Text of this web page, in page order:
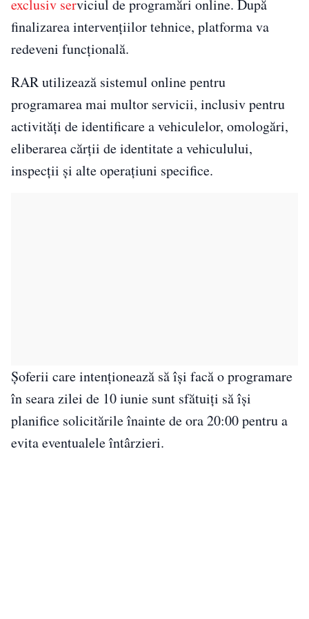
exclusiv serviciul de programări online. După
finalizarea intervențiilor tehnice, platforma va
redeveni funcțională.
RAR utilizează sistemul online pentru
programarea mai multor servicii, inclusiv pentru
activități de identificare a vehiculelor, omologări,
eliberarea cărții de identitate a vehiculului,
inspecții și alte operațiuni specifice.
Șoferii care intenționează să își facă o programare
în seara zilei de 10 iunie sunt sfătuiți să își
planifice solicitările înainte de ora 20:00 pentru a
evita eventualele întârzieri.